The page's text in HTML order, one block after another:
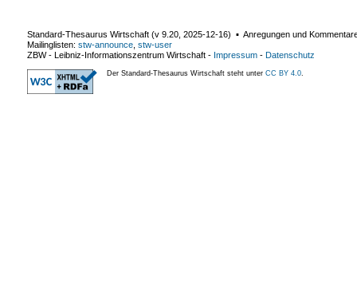
Standard-Thesaurus Wirtschaft (v 9.20 2025-12-16) ▪ Anregungen und
Mailinglisten: stw-announce stw-user
ZBW - Leibniz-Informationszentrum Wirtschaft - Impressum - Datenschutz
Der Standard-Thesaurus Wirtschaft steht unter CC BY 4.0